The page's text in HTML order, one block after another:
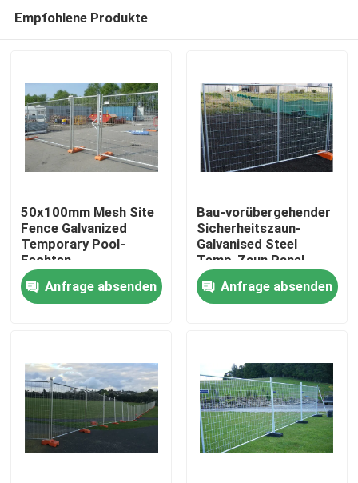
Haus
Produkte
VR-Show
Über uns
Empfohlene Produkte
50x100mm Mesh Site
Fence Galvanized
Temporary Pool-
Fechten
Anfrage absenden
Bau-vorübergehender
Sicherheitszaun-
Galvanised Steel
Temp-Zaun Panel
Anfrage absenden